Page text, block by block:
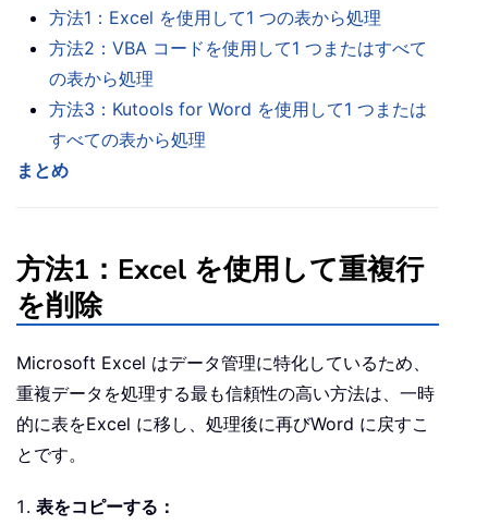
方法1：Excel を使用して1 つの表から処理
方法2：VBA コードを使用して1 つまたはすべて
の表から処理
方法3：Kutools for Word を使用して1 つまたは
すべての表から処理
まとめ
方法1：Excel を使用して重複行
を削除
Microsoft Excel はデータ管理に特化しているため、
重複データを処理する最も信頼性の高い方法は、一時
的に表をExcel に移し、処理後に再びWord に戻すこ
とです。
表をコピーする：